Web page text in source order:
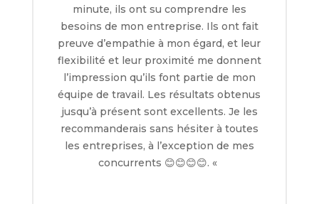
minute, ils ont su comprendre les
besoins de mon entreprise. Ils ont fait
preuve d’empathie à mon égard, et leur
flexibilité et leur proximité me donnent
l’impression qu’ils font partie de mon
équipe de travail. Les résultats obtenus
jusqu’à présent sont excellents. Je les
recommanderais sans hésiter à toutes
les entreprises, à l’exception de mes
concurrents 😊😊😊😊. «